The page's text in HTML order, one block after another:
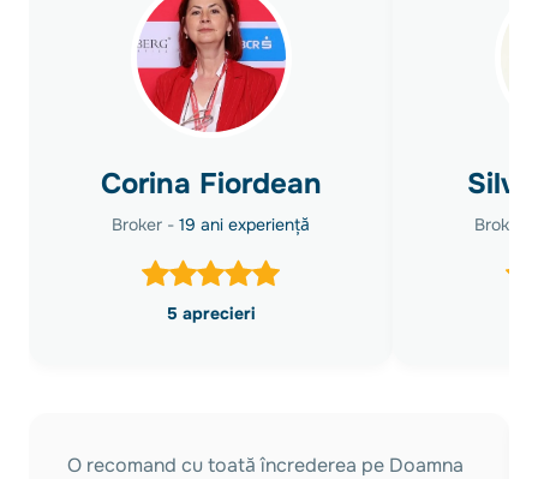
Corina Fiordean
Broker - 19 ani experiență
5 aprecieri
Broker
O recomand cu toată încrederea pe Doamna